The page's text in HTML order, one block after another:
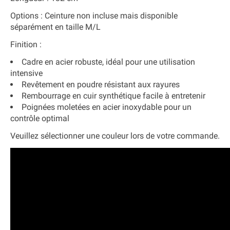
Options : Ceinture non incluse mais disponible
séparément en taille M/L
Finition :
Cadre en acier robuste, idéal pour une utilisation
intensive
Revêtement en poudre résistant aux rayures
Rembourrage en cuir synthétique facile à entretenir
Poignées moletées en acier inoxydable pour un
contrôle optimal
Veuillez sélectionner une couleur lors de votre commande.